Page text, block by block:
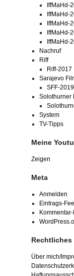
IffMaHd-
IffMaHd-
IffMaHd-
IffMaHd-
IffMaHd-
Nachruf
Riff
Riff-2017
Sarajevo
SFF-2019
Solothurner
System
TV-Tipps
Meine
Zeigen
Meta
Anmelden
Eintrags-
Kommentar-
Rechtliches
Über mich/